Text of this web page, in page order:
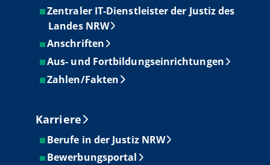
Zentraler IT-Dienstleister der Justiz des
Landes NRW
Anschriften
Aus- und Fortbildungseinrichtungen
Zahlen/Fakten
Karriere
Berufe in der Justiz NRW
Bewerbungsportal